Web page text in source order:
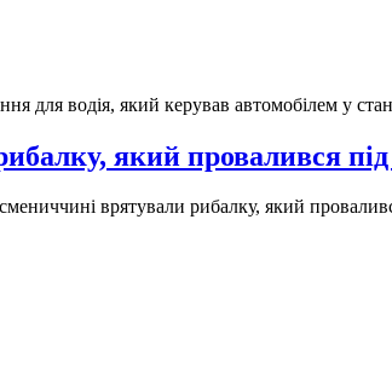
для водія, який керував автомобілем у
який провалився під
врятували рибалку, який